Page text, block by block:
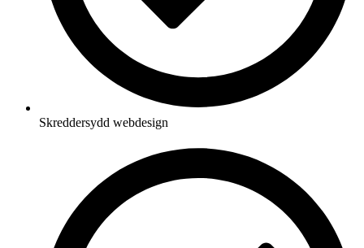
Skreddersydd webdesign